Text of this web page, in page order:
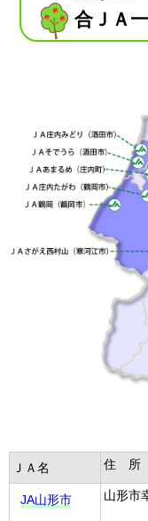
合ＪＡ一
ＪＡ名 住 所
JA山形市 山形市